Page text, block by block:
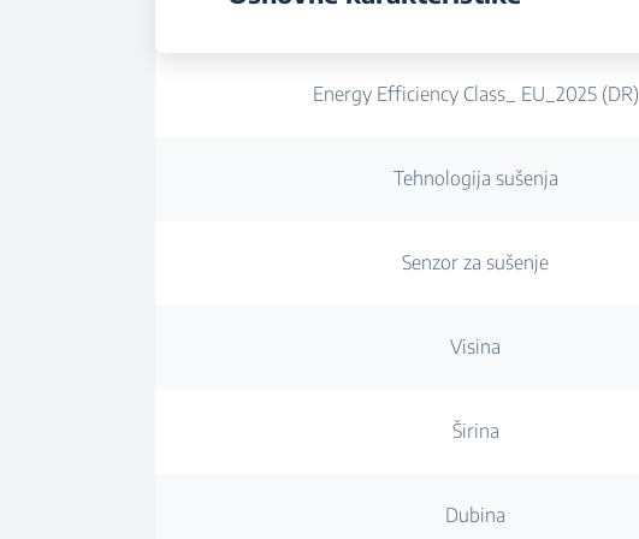
Energy Efficiency Class_ EU_2025 (DR)
Tehnologija sušenja
Senzor za sušenje
Visina
Širina
Dubina